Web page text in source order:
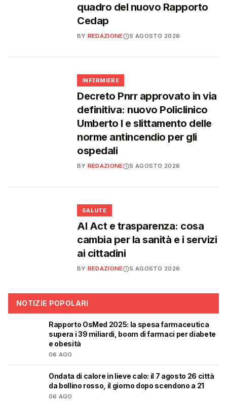
quadro del nuovo Rapporto
Cedap
BY REDAZIONE 5 AGOSTO 2026
INFERMIERE
Decreto Pnrr approvato in via
definitiva: nuovo Policlinico
Umberto I e slittamento delle
norme antincendio per gli
ospedali
BY REDAZIONE 5 AGOSTO 2026
SALUTE
AI Act e trasparenza: cosa
cambia per la sanità e i servizi
ai cittadini
BY REDAZIONE 5 AGOSTO 2026
NOTIZIE POPOLARI
Rapporto OsMed 2025: la spesa farmaceutica
supera i 39 miliardi, boom di farmaci per diabete
e obesità
06 AGO
Ondata di calore in lieve calo: il 7 agosto 26 città
da bollino rosso, il giorno dopo scendono a 21
06 AGO